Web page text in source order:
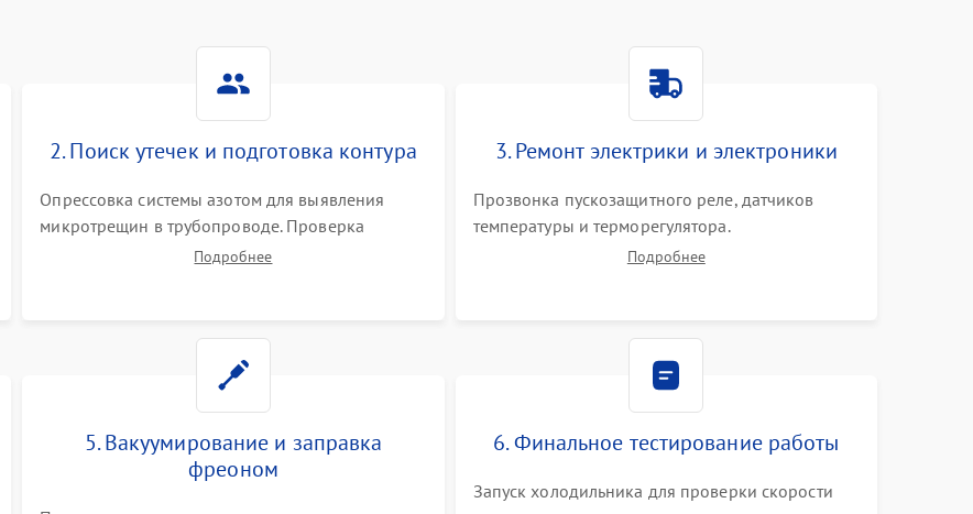
2. Поиск утечек и подготовка контура
Опрессовка системы азотом для выявления
микротрещин в трубопроводе. Проверка
испарителя и конденсатора течеискателем.
Подробнее
3. Ремонт электрики и электроники
Прозвонка пускозащитного реле, датчиков
температуры и терморегулятора.
Восстановление цепей питания системы No
Подробнее
5. Вакуумирование и заправка
фреоном
6. Финальное тестирование работы
Запуск холодильника для проверки скорости